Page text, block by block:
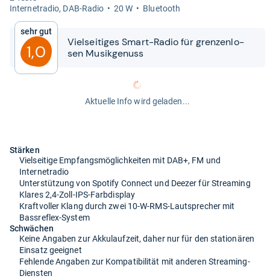
Inter­ne­tra­dio, DAB-​Radio
20 W Blue­tooth
Sehr gut
1,0
Viel­sei­ti­ges Smart-​​Radio für gren­zen­lo­
sen Musik­ge­nuss
Aktuelle Info wird geladen...
Stärken
Vielseitige Empfangsmöglichkeiten mit DAB+, FM und
Internetradio
Unterstützung von Spotify Connect und Deezer für Streaming
Klares 2,4-Zoll-IPS-Farbdisplay
Kraftvoller Klang durch zwei 10-W-RMS-Lautsprecher mit
Bassreflex-System
Schwächen
Keine Angaben zur Akkulaufzeit, daher nur für den stationären
Einsatz geeignet
Fehlende Angaben zur Kompatibilität mit anderen Streaming-
Diensten